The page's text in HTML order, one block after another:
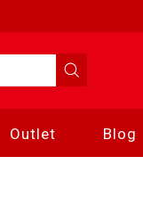
Outlet Blog